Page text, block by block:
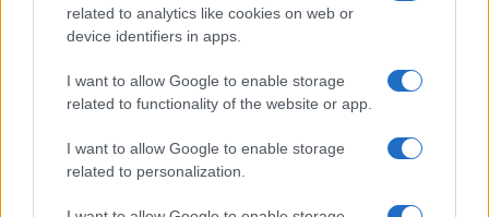
related to analytics like cookies on web or
device identifiers in apps.
I want to allow Google to enable storage
related to functionality of the website or app.
I want to allow Google to enable storage
related to personalization.
Abril de
$
$
0,2258
Maio de
$
0,2081
$ 0,2736
0,2409
-13%
Junho de
$
0,2502
7%